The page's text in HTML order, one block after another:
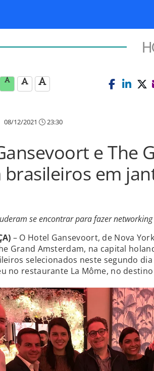
08/12/2021 23:30
e The
em
se encontrar para fazer
– O Hotel Gansevoort, de Nova
Grand Amsterdam, na capital
selecionados neste segundo dia
no restaurante La Môme, no